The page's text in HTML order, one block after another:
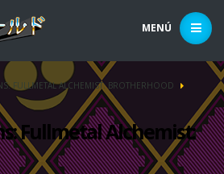
MENÚ
FULLMETAL ALCHEMIST: BROTHERHOOD
Fullmetal Alchemist: